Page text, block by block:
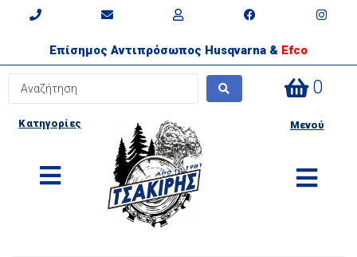
Επίσημος Αντιπρόσωπος Husqvarna & Efco
0
Κατηγορίες Μενού